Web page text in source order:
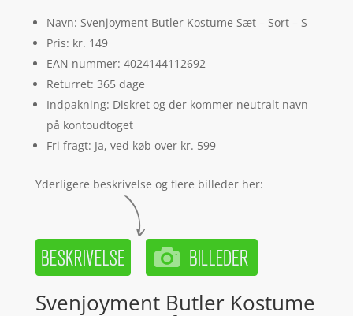
Navn: Svenjoyment Butler Kostume Sæt – Sort – S
Pris: kr. 149
EAN nummer: 4024144112692
Returret: 365 dage
Indpakning: Diskret og der kommer neutralt navn
på kontoudtoget
Fri fragt: Ja, ved køb over kr. 599
Yderligere beskrivelse og flere billeder her:
Svenjoyment Butler Kostume